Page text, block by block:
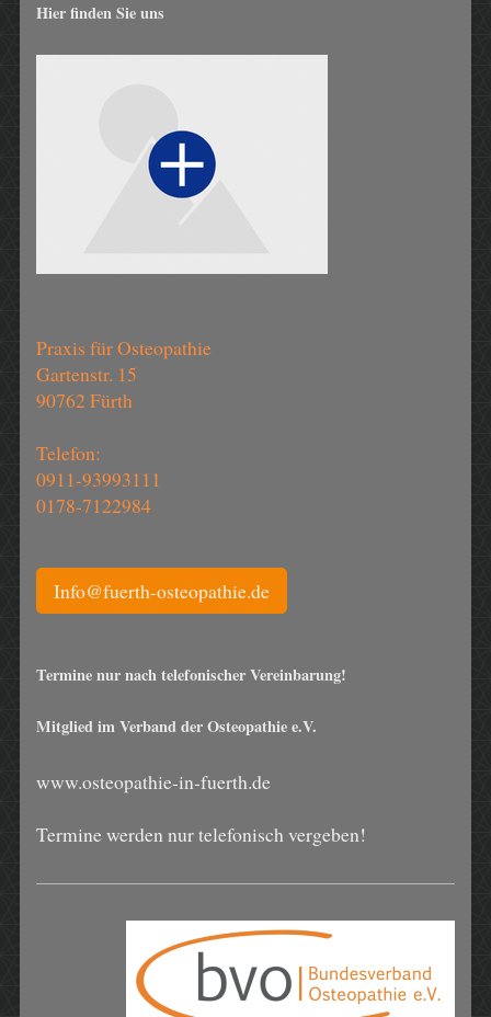
Hier finden Sie uns
Praxis für Osteopathie
Gartenstr. 15
90762 Fürth
Telefon:
0911-93993111
0178-7122984
Info@fuerth-osteopathie.de
Termine nur nach telefonischer Vereinbarung!
Mitglied im Verband der Osteopathie e.V.
www.osteopathie-in-fuerth.de
Termine werden nur telefonisch vergeben!